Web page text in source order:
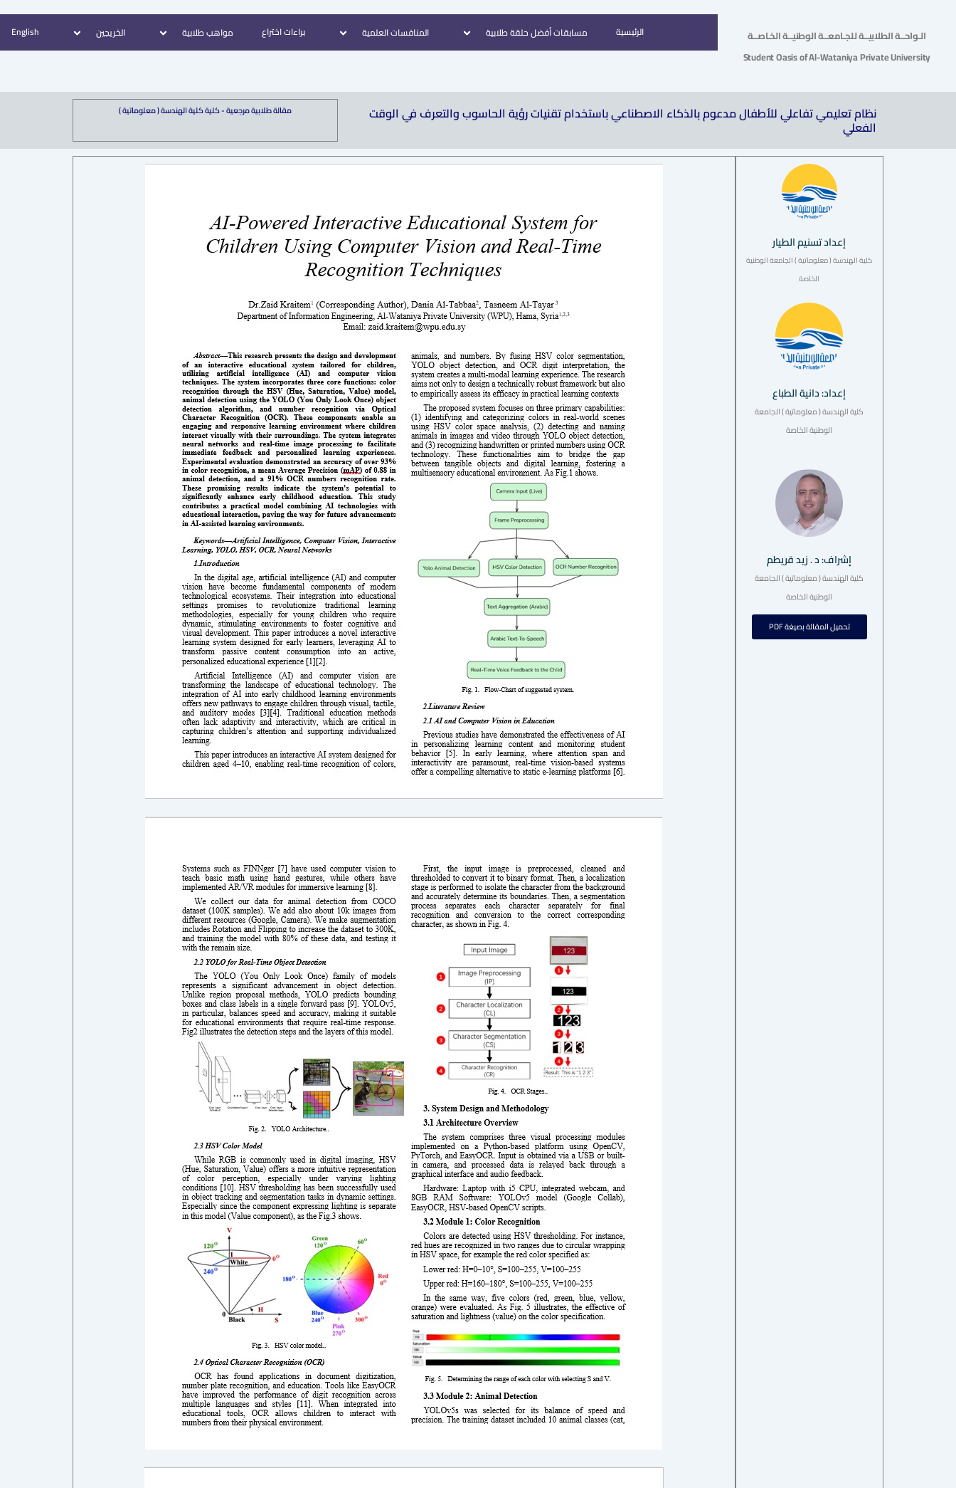
الـواحــة الطلابيــة للجـامعــة الوطنيــة الخـاصــة
Student Oasis of Al-Wataniya Private University
الرئيسية مسابقات أفضل حلقة طلابية المنافسات العلمية براءات اختراع مواهب طلابية الخريجين English
نظام تعليمي تفاعلي للأطفال مدعوم بالذكاء الاصطناعي باستخدام تقنيات رؤية الحاسوب والتعرف في الوقت
الفعلي
مقالة طلابية مرجعية - كلية كلية الهندسة ( معلوماتية )
إعداد تسنيم الطيار
كلية الهندسة ( معلوماتية ) الجامعة الوطنية
الخاصة
إعداد: دانية الطباع
كلية الهندسة ( معلوماتية ) الجامعة
الوطنية الخاصة
إشراف: د . زيد قريطم
كلية الهندسة ( معلوماتية ) الجامعة
الوطنية الخاصة
تحميل المقالة بصيغة PDF